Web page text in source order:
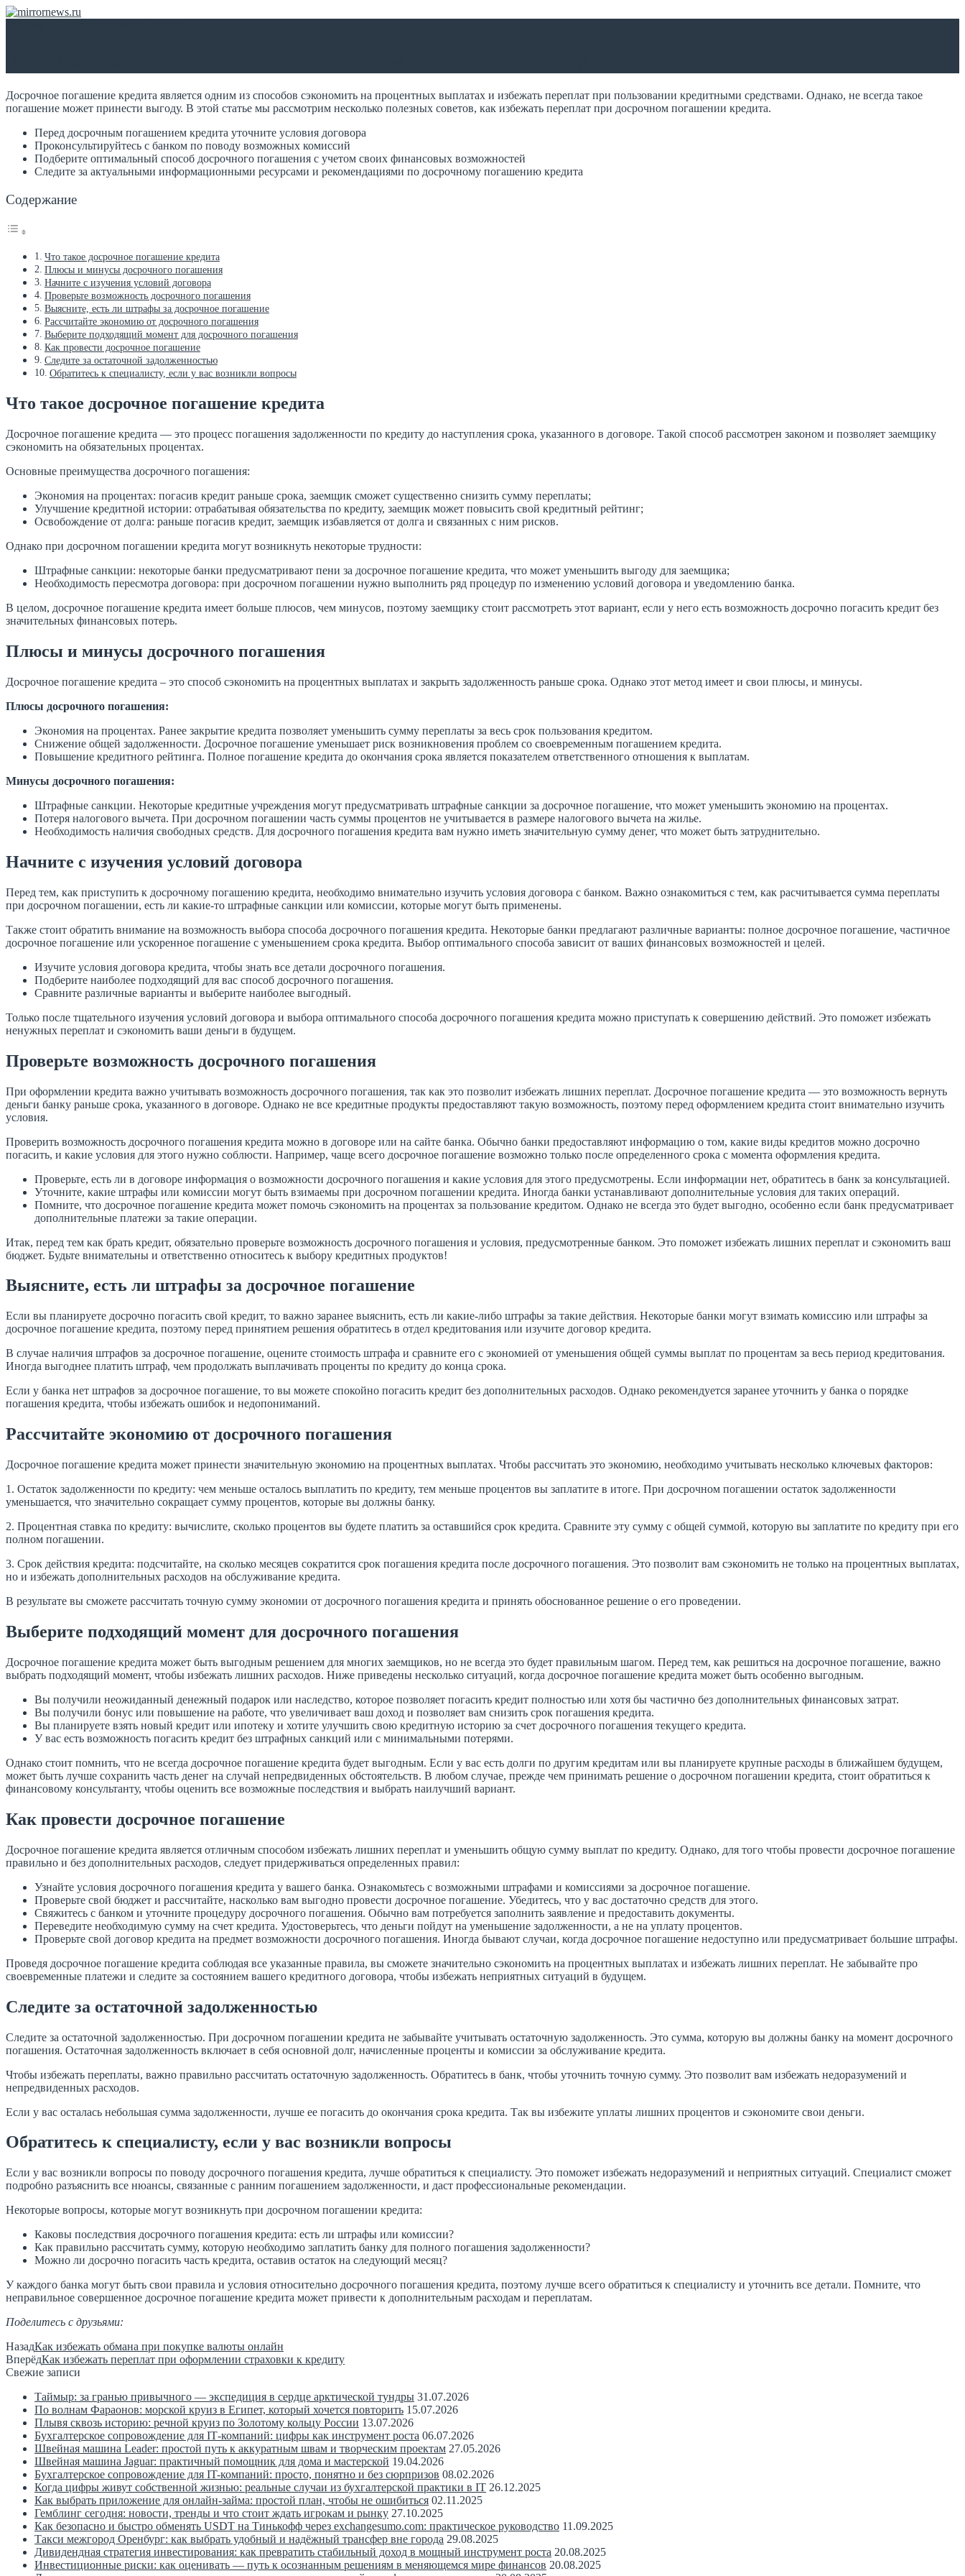
Досрочное погашение кредита является одним из способов сэкономить на процентных выплатах и избежать переплат при пользовании кредитными средствами. Однако, не всегда такое
погашение может принести выгоду. В этой статье мы рассмотрим несколько полезных советов, как избежать переплат при досрочном погашении кредита.
Перед досрочным погашением кредита уточните условия договора
Проконсультируйтесь с банком по поводу возможных комиссий
Подберите оптимальный способ досрочного погашения с учетом своих финансовых возможностей
Следите за актуальными информационными ресурсами и рекомендациями по досрочному погашению кредита
Содержание
Что такое досрочное погашение кредита
Плюсы и минусы досрочного погашения
Начните с изучения условий договора
Проверьте возможность досрочного погашения
Выясните, есть ли штрафы за досрочное погашение
Рассчитайте экономию от досрочного погашения
Выберите подходящий момент для досрочного погашения
Как провести досрочное погашение
Следите за остаточной задолженностью
Обратитесь к специалисту, если у вас возникли вопросы
Что такое досрочное погашение кредита
Досрочное погашение кредита — это процесс погашения задолженности по кредиту до наступления срока, указанного в договоре. Такой способ рассмотрен законом и позволяет заемщику
сэкономить на обязательных процентах.
Основные преимущества досрочного погашения:
Экономия на процентах: погасив кредит раньше срока, заемщик сможет существенно снизить сумму переплаты;
Улучшение кредитной истории: отрабатывая обязательства по кредиту, заемщик может повысить свой кредитный рейтинг;
Освобождение от долга: раньше погасив кредит, заемщик избавляется от долга и связанных с ним рисков.
Однако при досрочном погашении кредита могут возникнуть некоторые трудности:
Штрафные санкции: некоторые банки предусматривают пени за досрочное погашение кредита, что может уменьшить выгоду для заемщика;
Необходимость пересмотра договора: при досрочном погашении нужно выполнить ряд процедур по изменению условий договора и уведомлению банка.
В целом, досрочное погашение кредита имеет больше плюсов, чем минусов, поэтому заемщику стоит рассмотреть этот вариант, если у него есть возможность досрочно погасить кредит без
значительных финансовых потерь.
Плюсы и минусы досрочного погашения
Досрочное погашение кредита – это способ сэкономить на процентных выплатах и закрыть задолженность раньше срока. Однако этот метод имеет и свои плюсы, и минусы.
Плюсы досрочного погашения:
Экономия на процентах. Ранее закрытие кредита позволяет уменьшить сумму переплаты за весь срок пользования кредитом.
Снижение общей задолженности. Досрочное погашение уменьшает риск возникновения проблем со своевременным погашением кредита.
Повышение кредитного рейтинга. Полное погашение кредита до окончания срока является показателем ответственного отношения к выплатам.
Минусы досрочного погашения:
Штрафные санкции. Некоторые кредитные учреждения могут предусматривать штрафные санкции за досрочное погашение, что может уменьшить экономию на процентах.
Потеря налогового вычета. При досрочном погашении часть суммы процентов не учитывается в размере налогового вычета на жилье.
Необходимость наличия свободных средств. Для досрочного погашения кредита вам нужно иметь значительную сумму денег, что может быть затруднительно.
Начните с изучения условий договора
Перед тем, как приступить к досрочному погашению кредита, необходимо внимательно изучить условия договора с банком. Важно ознакомиться с тем, как расчитывается сумма переплаты
при досрочном погашении, есть ли какие-то штрафные санкции или комиссии, которые могут быть применены.
Также стоит обратить внимание на возможность выбора способа досрочного погашения кредита. Некоторые банки предлагают различные варианты: полное досрочное погашение, частичное
досрочное погашение или ускоренное погашение с уменьшением срока кредита. Выбор оптимального способа зависит от ваших финансовых возможностей и целей.
Изучите условия договора кредита, чтобы знать все детали досрочного погашения.
Подберите наиболее подходящий для вас способ досрочного погашения.
Сравните различные варианты и выберите наиболее выгодный.
Только после тщательного изучения условий договора и выбора оптимального способа досрочного погашения кредита можно приступать к совершению действий. Это поможет избежать
ненужных переплат и сэкономить ваши деньги в будущем.
Проверьте возможность досрочного погашения
При оформлении кредита важно учитывать возможность досрочного погашения, так как это позволит избежать лишних переплат. Досрочное погашение кредита — это возможность вернуть
деньги банку раньше срока, указанного в договоре. Однако не все кредитные продукты предоставляют такую возможность, поэтому перед оформлением кредита стоит внимательно изучить
условия.
Проверить возможность досрочного погашения кредита можно в договоре или на сайте банка. Обычно банки предоставляют информацию о том, какие виды кредитов можно досрочно
погасить, и какие условия для этого нужно соблюсти. Например, чаще всего досрочное погашение возможно только после определенного срока с момента оформления кредита.
Проверьте, есть ли в договоре информация о возможности досрочного погашения и какие условия для этого предусмотрены. Если информации нет, обратитесь в банк за консультацией.
Уточните, какие штрафы или комиссии могут быть взимаемы при досрочном погашении кредита. Иногда банки устанавливают дополнительные условия для таких операций.
Помните, что досрочное погашение кредита может помочь сэкономить на процентах за пользование кредитом. Однако не всегда это будет выгодно, особенно если банк предусматривает
дополнительные платежи за такие операции.
Итак, перед тем как брать кредит, обязательно проверьте возможность досрочного погашения и условия, предусмотренные банком. Это поможет избежать лишних переплат и сэкономить ваш
бюджет. Будьте внимательны и ответственно относитесь к выбору кредитных продуктов!
Выясните, есть ли штрафы за досрочное погашение
Если вы планируете досрочно погасить свой кредит, то важно заранее выяснить, есть ли какие-либо штрафы за такие действия. Некоторые банки могут взимать комиссию или штрафы за
досрочное погашение кредита, поэтому перед принятием решения обратитесь в отдел кредитования или изучите договор кредита.
В случае наличия штрафов за досрочное погашение, оцените стоимость штрафа и сравните его с экономией от уменьшения общей суммы выплат по процентам за весь период кредитования.
Иногда выгоднее платить штраф, чем продолжать выплачивать проценты по кредиту до конца срока.
Если у банка нет штрафов за досрочное погашение, то вы можете спокойно погасить кредит без дополнительных расходов. Однако рекомендуется заранее уточнить у банка о порядке
погашения кредита, чтобы избежать ошибок и недопониманий.
Рассчитайте экономию от досрочного погашения
Досрочное погашение кредита может принести значительную экономию на процентных выплатах. Чтобы рассчитать это экономию, необходимо учитывать несколько ключевых факторов:
1. Остаток задолженности по кредиту: чем меньше осталось выплатить по кредиту, тем меньше процентов вы заплатите в итоге. При досрочном погашении остаток задолженности
уменьшается, что значительно сокращает сумму процентов, которые вы должны банку.
2. Процентная ставка по кредиту: вычислите, сколько процентов вы будете платить за оставшийся срок кредита. Сравните эту сумму с общей суммой, которую вы заплатите по кредиту при его
полном погашении.
3. Срок действия кредита: подсчитайте, на сколько месяцев сократится срок погашения кредита после досрочного погашения. Это позволит вам сэкономить не только на процентных выплатах,
но и избежать дополнительных расходов на обслуживание кредита.
В результате вы сможете рассчитать точную сумму экономии от досрочного погашения кредита и принять обоснованное решение о его проведении.
Выберите подходящий момент для досрочного погашения
Досрочное погашение кредита может быть выгодным решением для многих заемщиков, но не всегда это будет правильным шагом. Перед тем, как решиться на досрочное погашение, важно
выбрать подходящий момент, чтобы избежать лишних расходов. Ниже приведены несколько ситуаций, когда досрочное погашение кредита может быть особенно выгодным.
Вы получили неожиданный денежный подарок или наследство, которое позволяет погасить кредит полностью или хотя бы частично без дополнительных финансовых затрат.
Вы получили бонус или повышение на работе, что увеличивает ваш доход и позволяет вам снизить срок погашения кредита.
Вы планируете взять новый кредит или ипотеку и хотите улучшить свою кредитную историю за счет досрочного погашения текущего кредита.
У вас есть возможность погасить кредит без штрафных санкций или с минимальными потерями.
Однако стоит помнить, что не всегда досрочное погашение кредита будет выгодным. Если у вас есть долги по другим кредитам или вы планируете крупные расходы в ближайшем будущем,
может быть лучше сохранить часть денег на случай непредвиденных обстоятельств. В любом случае, прежде чем принимать решение о досрочном погашении кредита, стоит обратиться к
финансовому консультанту, чтобы оценить все возможные последствия и выбрать наилучший вариант.
Как провести досрочное погашение
Досрочное погашение кредита является отличным способом избежать лишних переплат и уменьшить общую сумму выплат по кредиту. Однако, для того чтобы провести досрочное погашение
правильно и без дополнительных расходов, следует придерживаться определенных правил:
Узнайте условия досрочного погашения кредита у вашего банка. Ознакомьтесь с возможными штрафами и комиссиями за досрочное погашение.
Проверьте свой бюджет и рассчитайте, насколько вам выгодно провести досрочное погашение. Убедитесь, что у вас достаточно средств для этого.
Свяжитесь с банком и уточните процедуру досрочного погашения. Обычно вам потребуется заполнить заявление и предоставить документы.
Переведите необходимую сумму на счет кредита. Удостоверьтесь, что деньги пойдут на уменьшение задолженности, а не на уплату процентов.
Проверьте свой договор кредита на предмет возможности досрочного погашения. Иногда бывают случаи, когда досрочное погашение недоступно или предусматривает большие штрафы.
Проведя досрочное погашение кредита соблюдая все указанные правила, вы сможете значительно сэкономить на процентных выплатах и избежать лишних переплат. Не забывайте про
своевременные платежи и следите за состоянием вашего кредитного договора, чтобы избежать неприятных ситуаций в будущем.
Следите за остаточной задолженностью
Следите за остаточной задолженностью. При досрочном погашении кредита не забывайте учитывать остаточную задолженность. Это сумма, которую вы должны банку на момент досрочного
погашения. Остаточная задолженность включает в себя основной долг, начисленные проценты и комиссии за обслуживание кредита.
Чтобы избежать переплаты, важно правильно рассчитать остаточную задолженность. Обратитесь в банк, чтобы уточнить точную сумму. Это позволит вам избежать недоразумений и
непредвиденных расходов.
Если у вас осталась небольшая сумма задолженности, лучше ее погасить до окончания срока кредита. Так вы избежите уплаты лишних процентов и сэкономите свои деньги.
Обратитесь к специалисту, если у вас возникли вопросы
Если у вас возникли вопросы по поводу досрочного погашения кредита, лучше обратиться к специалисту. Это поможет избежать недоразумений и неприятных ситуаций. Специалист сможет
подробно разъяснить все нюансы, связанные с ранним погашением задолженности, и даст профессиональные рекомендации.
Некоторые вопросы, которые могут возникнуть при досрочном погашении кредита:
Каковы последствия досрочного погашения кредита: есть ли штрафы или комиссии?
Как правильно рассчитать сумму, которую необходимо заплатить банку для полного погашения задолженности?
Можно ли досрочно погасить часть кредита, оставив остаток на следующий месяц?
У каждого банка могут быть свои правила и условия относительно досрочного погашения кредита, поэтому лучше всего обратиться к специалисту и уточнить все детали. Помните, что
неправильное совершенное досрочное погашение кредита может привести к дополнительным расходам и переплатам.
Поделитесь с друзьями:
НазадКак избежать обмана при покупке валюты онлайн
ВперёдКак избежать переплат при оформлении страховки к кредиту
Свежие записи
Таймыр: за гранью привычного — экспедиция в сердце арктической тундры 31.07.2026
По волнам Фараонов: морской круиз в Египет, который хочется повторить 15.07.2026
Плывя сквозь историю: речной круиз по Золотому кольцу России 13.07.2026
Бухгалтерское сопровождение для IT‑компаний: цифры как инструмент роста 06.07.2026
Швейная машина Leader: простой путь к аккуратным швам и творческим проектам 27.05.2026
Швейная машина Jaguar: практичный помощник для дома и мастерской 19.04.2026
Бухгалтерское сопровождение для IT-компаний: просто, понятно и без сюрпризов 08.02.2026
Когда цифры живут собственной жизнью: реальные случаи из бухгалтерской практики в IT 26.12.2025
Как выбрать приложение для онлайн-займа: простой план, чтобы не ошибиться 02.11.2025
Гемблинг сегодня: новости, тренды и что стоит ждать игрокам и рынку 27.10.2025
Как безопасно и быстро обменять USDT на Тинькофф через exchangesumo.com: практическое руководство 11.09.2025
Такси межгород Оренбург: как выбрать удобный и надёжный трансфер вне города 29.08.2025
Дивидендная стратегия инвестирования: как превратить стабильный доход в мощный инструмент роста 20.08.2025
Инвестиционные риски: как оценивать — путь к осознанным решениям в меняющемся мире финансов 20.08.2025